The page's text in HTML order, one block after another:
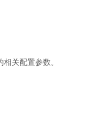
关配置参数。